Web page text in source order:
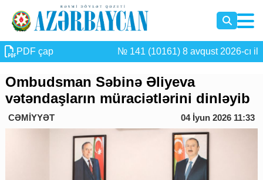
PDF çap № 141 (10161) 8 avqust 2026-cı il
Ombudsman Səbinə Əliyeva
vətəndaşların müraciətlərini dinləyib
CƏMİYYƏT 04 İyun 2026 11:33